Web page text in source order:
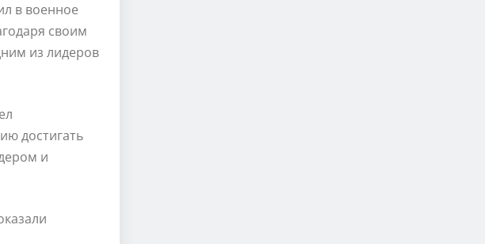
в военное
своим
из лидеров
достигать
и